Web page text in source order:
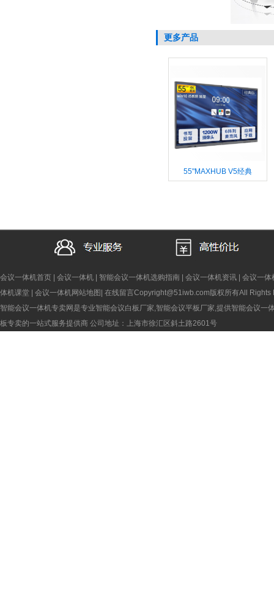
更多产品
55"MAXHUB V5经典
会议一体机首页 会议一体机 智能会议一体机选购指南 会议一体机资讯
会议一体
体机课堂
会议一体机网站地图 在线留言Copyright@51iwb.com版权所有All Rights
智能会议一体机专卖网是专业智能会议白板厂家,智能会议平板厂家,提供智能会议一
板专卖的一站式服务提供商 公司地址：上海市徐汇区斜土路2601号